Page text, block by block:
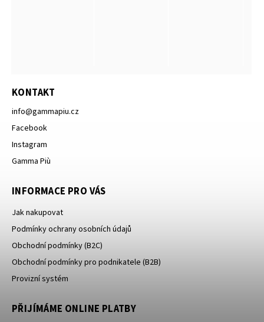
KONTAKT
info@gammapiu.cz
Facebook
Instagram
Gamma Più
INFORMACE PRO VÁS
Jak nakupovat
Podmínky ochrany osobních údajů
Obchodní podmínky (B2C)
Obchodní podmínky pro podnikatele (B2B)
Provizní systém
PŘIJÍMÁME ONLINE PLATBY